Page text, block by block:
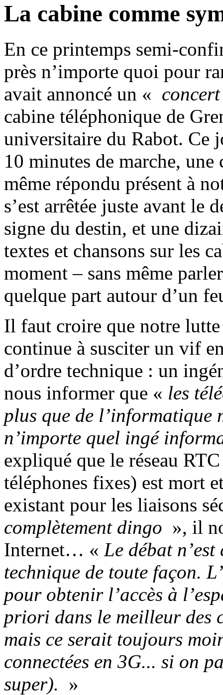
La cabine comme
En ce printemps semi-
près n’importe quoi pour
avait annoncé un «
cabine téléphonique de
universitaire du Rabot. Ce
10 minutes de marche, une
même répondu présent à
s’est arrêtée juste avant le
signe du destin, et une
textes et chansons sur les
moment – sans même
quelque part autour d’un
Il faut croire que notre
continue à susciter un vif
d’ordre technique : un
nous informer que « les
plus que de l’informatique
n’importe quel ingé
expliqué que le réseau
téléphones fixes) est mort
existant pour les liaisons
complètement dingo », il
Internet… « Le débat
technique de toute façon.
pour obtenir l’accès à
priori dans le meilleur des
mais ce serait toujours
connectées en 3G... si on
super). »